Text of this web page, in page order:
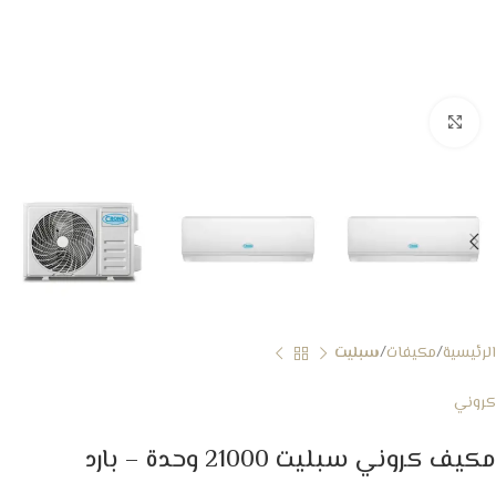
الرئيسية مكيفات سبليت
كروني
مكيف كروني سبليت 21000 وحدة – بارد